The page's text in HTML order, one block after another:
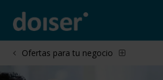
Ofertas para tu negocio